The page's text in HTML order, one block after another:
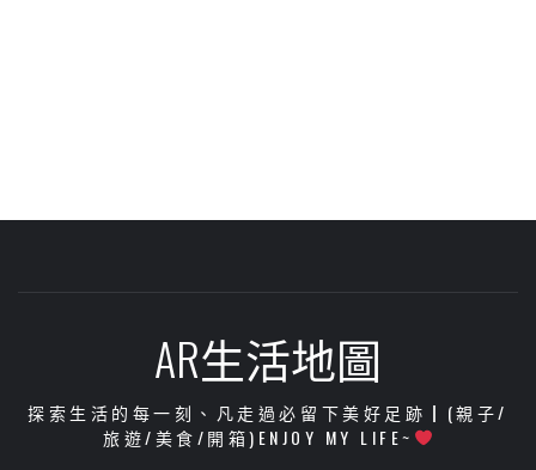
AR生活地圖
探索生活的每一刻、凡走過必留下美好足跡┃(親子/
旅遊/美食/開箱)ENJOY MY LIFE~